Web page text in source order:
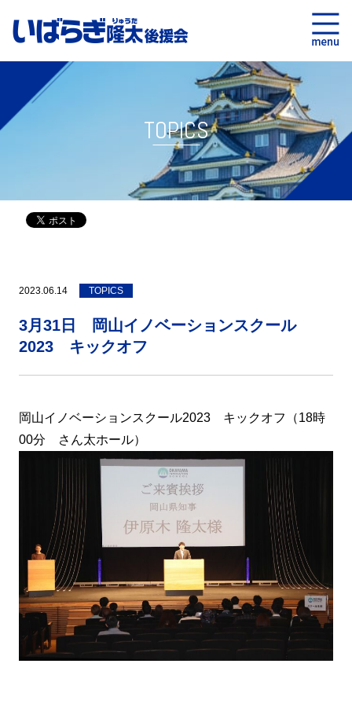
TOPICS
2023.06.14 TOPICS
3月31日 岡山イノベーションスクール
2023 キックオフ
岡山イノベーションスクール2023 キックオフ（18時
00分 さん太ホール）